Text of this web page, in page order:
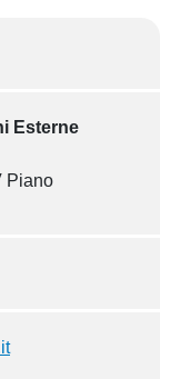
Esterne
Piano